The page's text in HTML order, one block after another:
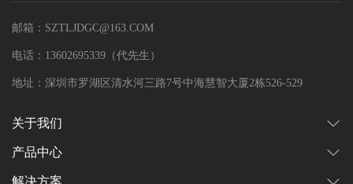
关于我们
产品中心
邮箱：SZTLJDGC@163.COM
电话：13602695339（代先生）
地址：深圳市罗湖区清水河三路7号中海慧智大厦2栋526-529